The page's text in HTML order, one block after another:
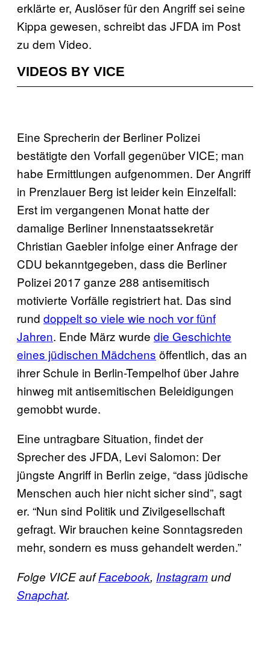
erklärte er, Auslöser für den Angriff sei seine
Kippa gewesen, schreibt das JFDA im Post
zu dem Video.
VIDEOS BY VICE
Eine Sprecherin der Berliner Polizei
bestätigte den Vorfall gegenüber VICE; man
habe Ermittlungen aufgenommen. Der Angriff
in Prenzlauer Berg ist leider kein Einzelfall:
Erst im vergangenen Monat hatte der
damalige Berliner Innenstaatssekretär
Christian Gaebler infolge einer Anfrage der
CDU bekanntgegeben, dass die Berliner
Polizei 2017 ganze 288 antisemitisch
motivierte Vorfälle registriert hat. Das sind
rund doppelt so viele wie noch vor fünf
Jahren. Ende März wurde die Geschichte
eines jüdischen Mädchens öffentlich, das an
ihrer Schule in Berlin-Tempelhof über Jahre
hinweg mit antisemitischen Beleidigungen
gemobbt wurde.
Eine untragbare Situation, findet der
Sprecher des JFDA, Levi Salomon: Der
jüngste Angriff in Berlin zeige, “dass jüdische
Menschen auch hier nicht sicher sind”, sagt
er. “Nun sind Politik und Zivilgesellschaft
gefragt. Wir brauchen keine Sonntagsreden
mehr, sondern es muss gehandelt werden.”
Folge VICE aufFacebook, Instagramund
Snapchat.